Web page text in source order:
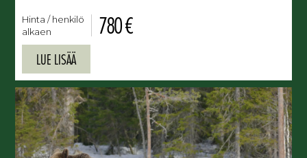
Hinta / henkilö
alkaen
780 €
LUE LISÄÄ